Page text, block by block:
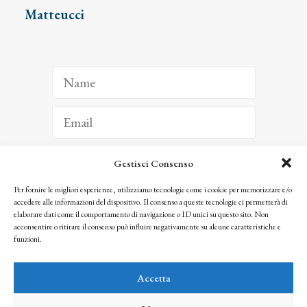
Gestisci Consenso
Per fornire le migliori esperienze, utilizziamo tecnologie come i cookie per memorizzare e/o
accedere alle informazioni del dispositivo. Il consenso a queste tecnologie ci permetterà di
elaborare dati come il comportamento di navigazione o ID unici su questo sito. Non
acconsentire o ritirare il consenso può influire negativamente su alcune caratteristiche e
funzioni.
Accetta
Matteucci
ISCRIVITI
Facendo clic per iscriverti, riconosci che le tue informazioni saranno trattate
seguendo la nostra Privacy Policy
© 2025 Istituto Matteucci. All right reserved
l’autorizzazione scritta dei proprietari dei diritti e dell’Istituto Matteucci